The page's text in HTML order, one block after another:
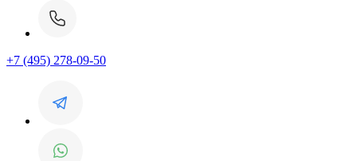
+7 (495) 278-09-50